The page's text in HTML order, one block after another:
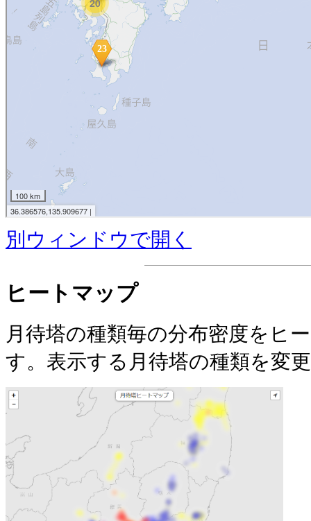
別ウィンドウで開く
ヒートマップ
月待塔の種類毎の分布密度をヒ
す。表示する月待塔の種類を変